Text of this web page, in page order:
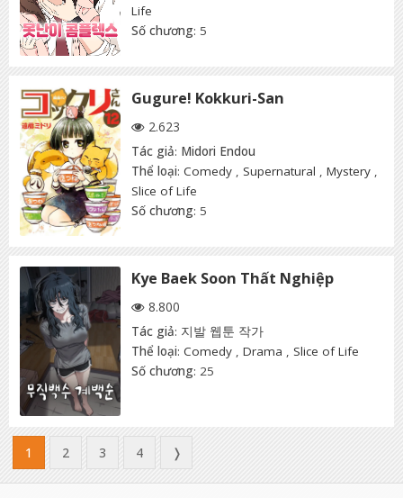
Life
Số chương: 5
Gugure! Kokkuri-San
2.623
Tác giả: Midori Endou
Thể loại: Comedy , Supernatural , Mystery ,
Slice of Life
Số chương: 5
Kye Baek Soon Thất Nghiệp
8.800
Tác giả: 지발 웹툰 작가
Thể loại: Comedy , Drama , Slice of Life
Số chương: 25
1 2 3 4 ❭